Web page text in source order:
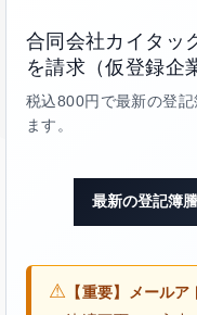
合同会社カイタッ
を請求（仮登録企
税込800円で最新の登
ます。
最新の登記簿
⚠ 【重要】メール